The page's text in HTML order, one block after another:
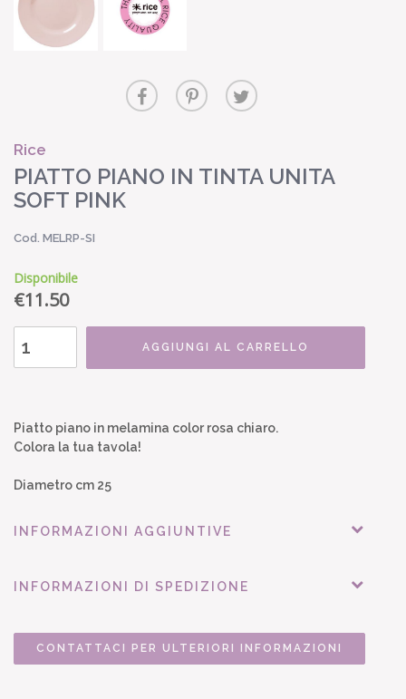
Rice
PIATTO PIANO IN TINTA UNITA
SOFT PINK
Cod. MELRP-SI
Disponibile
€11.50
AGGIUNGI AL CARRELLO
Piatto piano in melamina color rosa chiaro.
Colora la tua tavola!
Diametro cm 25
INFORMAZIONI AGGIUNTIVE
INFORMAZIONI DI SPEDIZIONE
CONTATTACI PER ULTERIORI INFORMAZIONI